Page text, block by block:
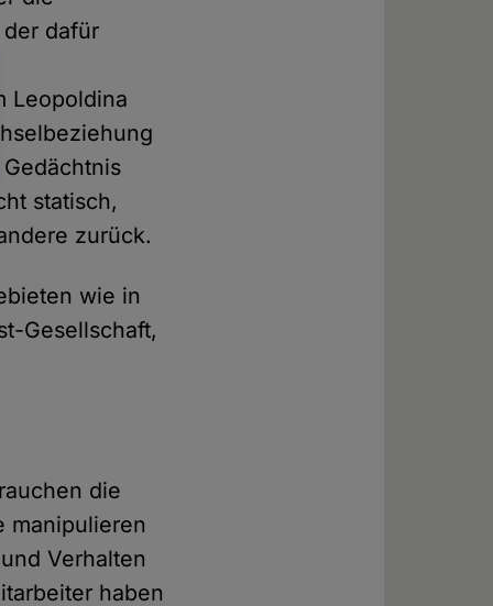
dafür
Leopoldina
statisch,
zurück.
wie in
Gesellschaft,
die
manipulieren
Verhalten
haben